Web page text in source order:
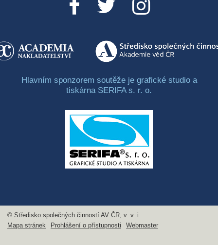
Hlavním sponzorem soutěže je grafické studio a
tiskárna SERIFA s. r. o.
© Středisko společných činností AV ČR, v. v. i.
Mapa stránek
Prohlášení o přístupnosti Webmaster